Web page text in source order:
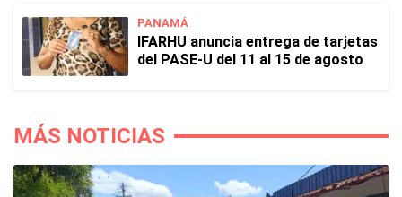
PANAMÁ
IFARHU anuncia entrega de tarjetas
del PASE-U del 11 al 15 de agosto
MÁS NOTICIAS